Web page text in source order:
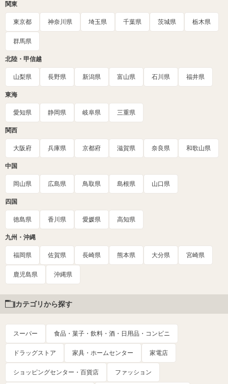
関東
東京都 神奈川県 埼玉県 千葉県 茨城県 栃木県
群馬県
北陸・甲信越
山梨県 長野県 新潟県 富山県 石川県 福井県
東海
愛知県 静岡県 岐阜県 三重県
関西
大阪府 兵庫県 京都府 滋賀県 奈良県 和歌山県
中国
岡山県 広島県 鳥取県 島根県 山口県
四国
徳島県 香川県 愛媛県 高知県
九州・沖縄
福岡県 佐賀県 長崎県 熊本県 大分県 宮崎県
鹿児島県 沖縄県
カテゴリから探す
スーパー 食品・菓子・飲料・酒・日用品・コンビニ
ドラッグストア 家具・ホームセンター 家電店
ショッピングセンター・百貨店 ファッション